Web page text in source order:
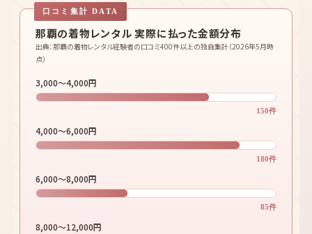
那覇の着物レンタル 実際に払った金額分布
出典：那覇の着物レンタル経験者の口コミ400件以上の独自集計（2026年5月時
点）
3,000〜4,000円
150件
4,000〜6,000円
180件
6,000〜8,000円
85件
8,000〜12,000円